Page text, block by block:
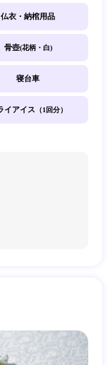
仏衣・納棺用品
骨壺(花柄・白)
寝台車
イアイス （1回分）